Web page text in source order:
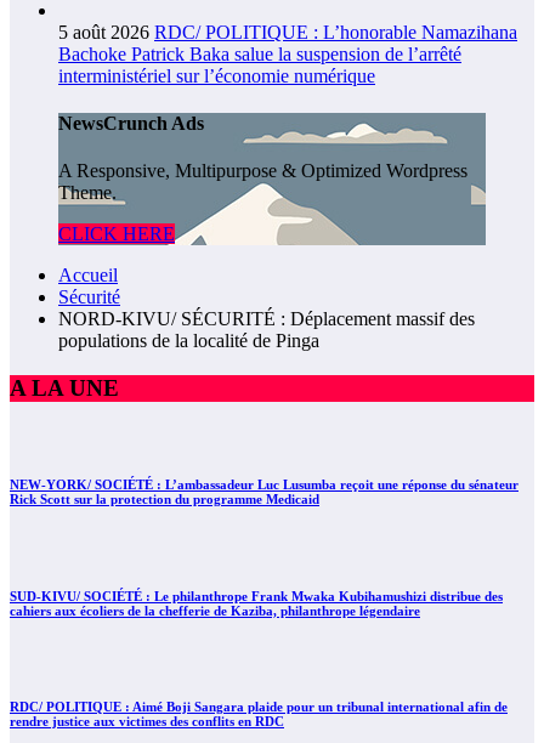
5 août 2026 RDC/ POLITIQUE : L’honorable Namazihana
Bachoke Patrick Baka salue la suspension de l’arrêté
interministériel sur l’économie numérique
NewsCrunch Ads
A Responsive, Multipurpose & Optimized Wordpress
Theme.
CLICK HERE
Accueil
Sécurité
NORD-KIVU/ SÉCURITÉ : Déplacement massif des
populations de la localité de Pinga
A LA UNE
NEW-YORK/ SOCIÉTÉ : L’ambassadeur Luc Lusumba reçoit une réponse du sénateur
Rick Scott sur la protection du programme Medicaid
SUD-KIVU/ SOCIÉTÉ : Le philanthrope Frank Mwaka Kubihamushizi distribue des
cahiers aux écoliers de la chefferie de Kaziba, philanthrope légendaire
RDC/ POLITIQUE : Aimé Boji Sangara plaide pour un tribunal international afin de
rendre justice aux victimes des conflits en RDC